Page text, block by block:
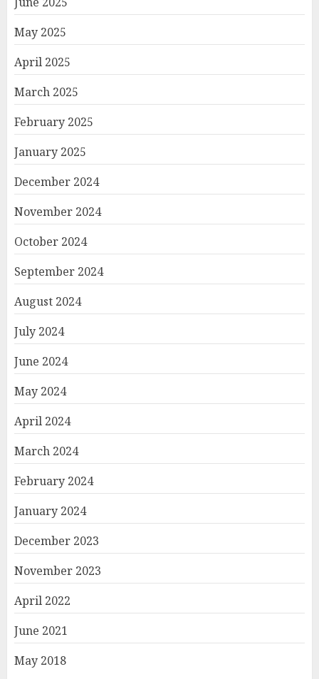
May 2025
April 2025
March 2025
February 2025
January 2025
December 2024
November 2024
October 2024
September 2024
August 2024
July 2024
June 2024
May 2024
April 2024
March 2024
February 2024
January 2024
December 2023
November 2023
April 2022
June 2021
May 2018